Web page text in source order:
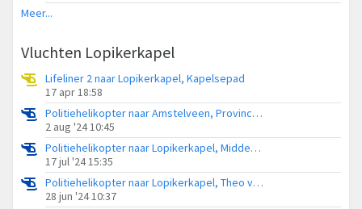
Meer...
Vluchten Lopikerkapel
Lifeliner 2 naar Lopikerkapel, Kapelsepad
17 apr 18:58
Politiehelikopter naar Amstelveen, Provincialeweg
2 aug '24 10:45
Politiehelikopter naar Lopikerkapel, Middenweg Bovenkerker Polder
17 jul '24 15:35
Politiehelikopter naar Lopikerkapel, Theo van Doesburgstraat
28 jun '24 10:37